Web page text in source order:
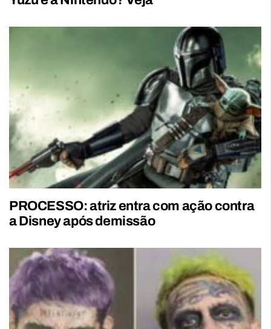
PROCESSO: atriz entra com ação contra
a Disney após demissão